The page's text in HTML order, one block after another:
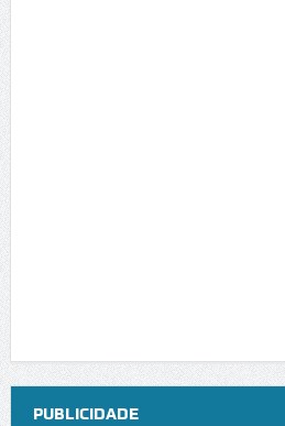
PUBLICIDADE